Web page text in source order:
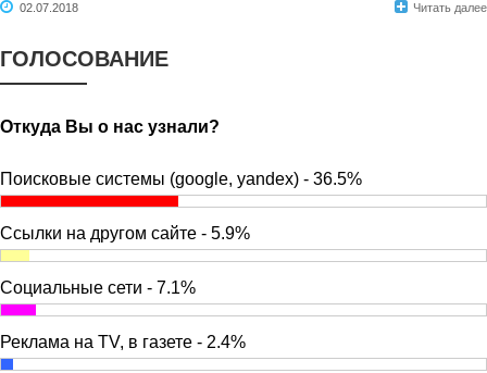
02.07.2018
Читать далее
ГОЛОСОВАНИЕ
Откуда Вы о нас узнали?
Поисковые системы (google, yandex) - 36.5%
Ссылки на другом сайте - 5.9%
Социальные сети - 7.1%
Реклама на TV, в газете - 2.4%